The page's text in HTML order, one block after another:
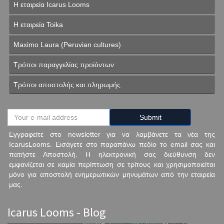
Η εταιρεία Icarus Looms
Η εταιρεία Toika
Maximo Laura (Peruvian cultures)
Τρόποι παραγγελίας προϊόντων
Τρόποι αποστολής και πληρωμής
Εγγραφείτε στο newsletter για να λαμβάνετε τα νέα της
IcarusLooms. Εισάγετε στο παραπάνω πεδίο το email σας και
πατήστε Αποστολή. Η ηλεκτρονική σας διεύθυνση δεν
εμφανίζεται σε καμία περίπτωση σε τρίτους και χρησιμοποιείται
μόνο για αποστολή ενημερωτικών μηνυμάτων από την εταιρεία
μας.
Icarus Looms - Blog